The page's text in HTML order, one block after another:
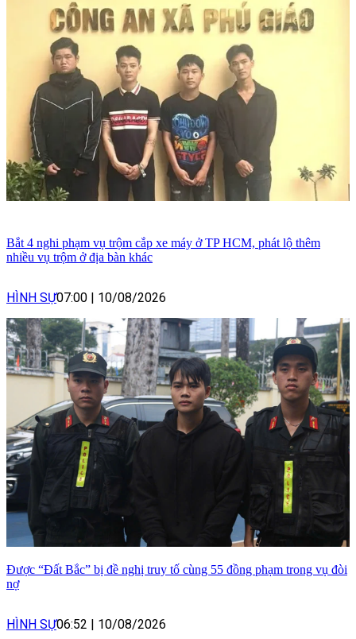
Bắt 4 nghi phạm vụ trộm cắp xe máy ở TP HCM, phát lộ thêm
nhiều vụ trộm ở địa bàn khác
HÌNH SỰ07:00 | 10/08/2026
Được “Đất Bắc” bị đề nghị truy tố cùng 55 đồng phạm trong vụ đòi
nợ
HÌNH SỰ06:52 | 10/08/2026